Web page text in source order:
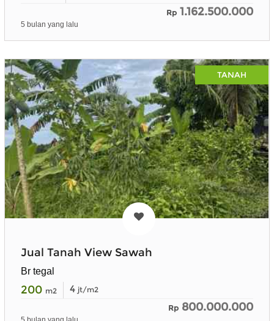
Rp 1.162.500.000
5 bulan yang lalu
TANAH
Jual Tanah View Sawah
Br tegal
200 m2 4 jt/m2
Rp 800.000.000